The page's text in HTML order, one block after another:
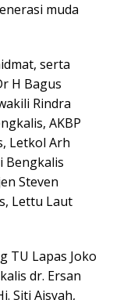
muda
serta
H Bagus
Rindra
AKBP
Letkol Arh
Bengkalis
Steven
Lettu Laut
TU Lapas Joko
dr. Ersan
Siti Aisyah,